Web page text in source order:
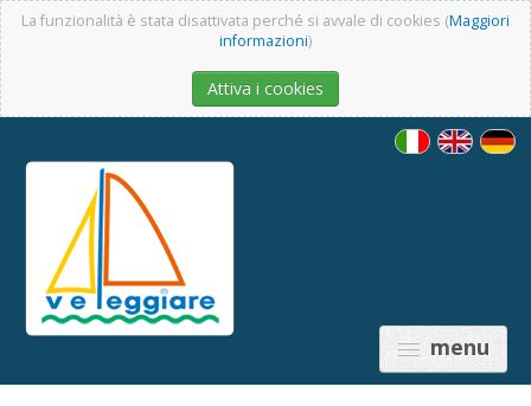
La funzionalità è stata disattivata perché si avvale di cookies (Maggiori
informazioni)
Attiva i cookies
menu